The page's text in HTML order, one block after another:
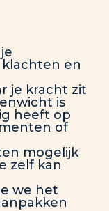
klachten en
je kracht zit
is
heeft op
of
mogelijk
zelf kan
we het